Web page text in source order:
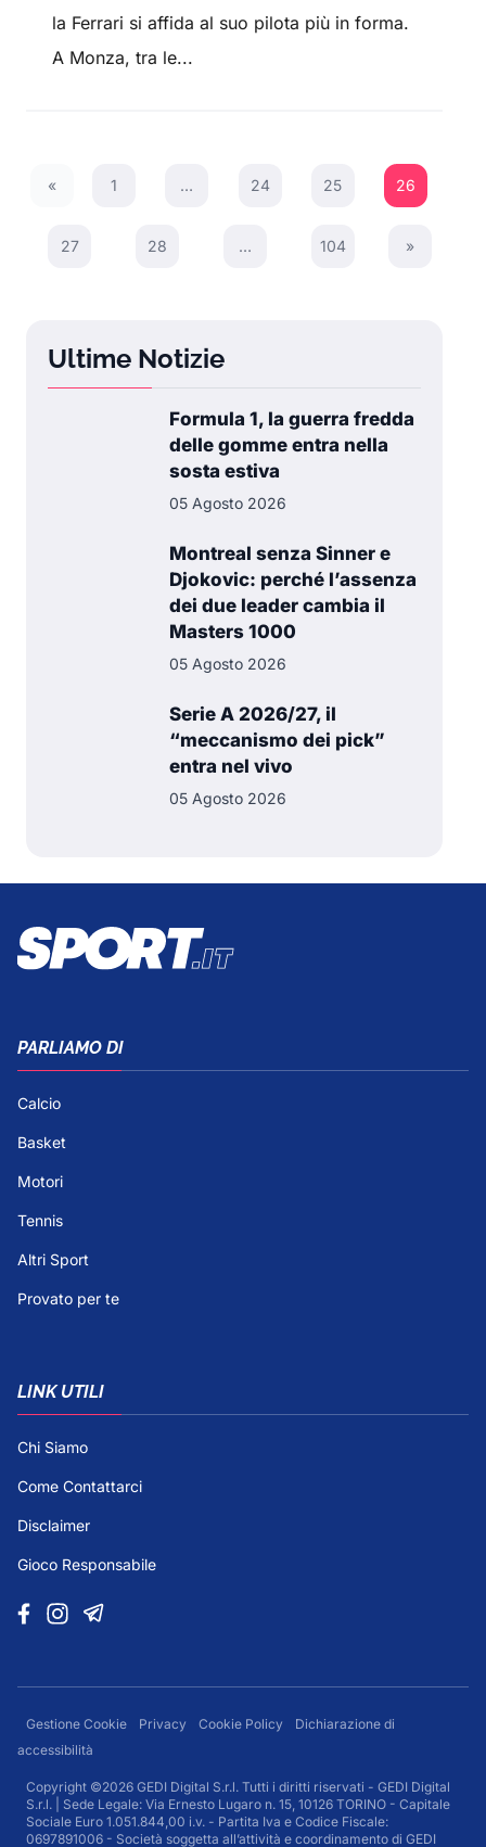
la Ferrari si affida al suo pilota più in forma.
A Monza, tra le...
«
Previous Page
1 … 24 25 26
27 28 … 104 Next Page
»
Ultime Notizie
Formula 1, la guerra fredda
delle gomme entra nella
sosta estiva
05 Agosto 2026
Montreal senza Sinner e
Djokovic: perché l’assenza
dei due leader cambia il
Masters 1000
05 Agosto 2026
Serie A 2026/27, il
“meccanismo dei pick”
entra nel vivo
05 Agosto 2026
PARLIAMO DI
Calcio
Basket
Motori
Tennis
Altri Sport
Provato per te
LINK UTILI
Chi Siamo
Come Contattarci
Disclaimer
Gioco Responsabile
Gestione Cookie Privacy Cookie Policy
Dichiarazione di
accessibilità
Copyright ©2026 GEDI Digital S.r.l. Tutti i diritti riservati - GEDI Digital
S.r.l. | Sede Legale: Via Ernesto Lugaro n. 15, 10126 TORINO - Capitale
Sociale Euro 1.051.844,00 i.v. - Partita Iva e Codice Fiscale:
0697891006 - Società soggetta all’attività e coordinamento di GEDI